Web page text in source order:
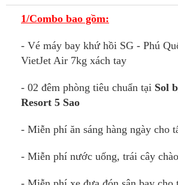
1/Combo bao gồm:
- Vé máy bay khứ hồi SG - Phú
VietJet Air 7kg xách tay
- 02 đêm phòng tiêu chuẩn tại Sol
Resort 5 Sao
- Miễn phí ăn sáng hàng ngày cho
- Miễn phí nước uống, trái cây